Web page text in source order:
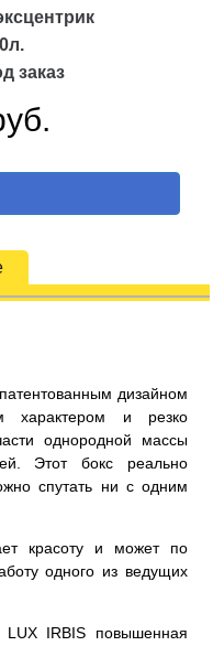
заказ
дизайном
характером и резко
однородной массы
Этот бокс реально
спутать ни с одним
красоту и может по
одного из ведущих
LUX IRBIS повышенная